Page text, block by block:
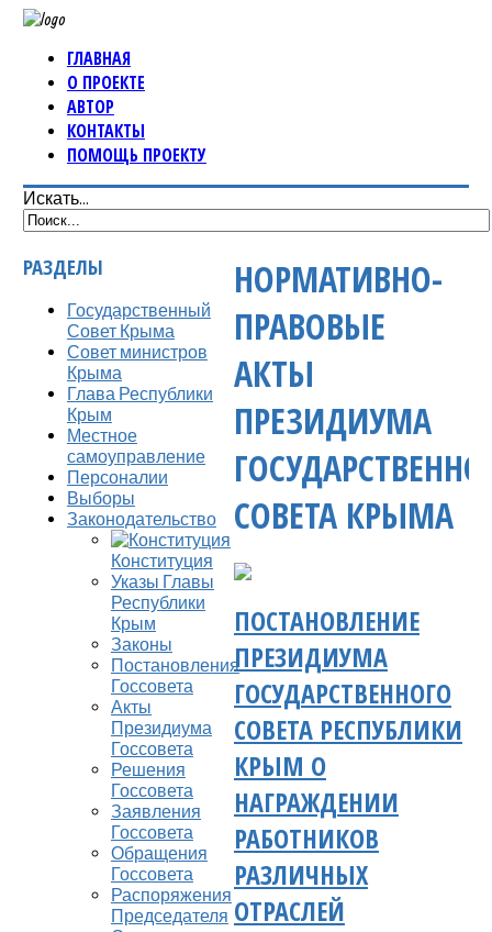
ГЛАВНАЯ
О ПРОЕКТЕ
АВТОР
КОНТАКТЫ
ПОМОЩЬ ПРОЕКТУ
Искать...
НОРМАТИВНО-
ПРАВОВЫЕ
АКТЫ
ПРЕЗИДИУМА
СОВЕТА КРЫМА
ПОСТАНОВЛЕНИЕ
ПРЕЗИДИУМА
ГОСУДАРСТВЕННОГО
СОВЕТА РЕСПУБЛИКИ
КРЫМ О
НАГРАЖДЕНИИ
РАБОТНИКОВ
РАЗЛИЧНЫХ
ОТРАСЛЕЙ
РАЗДЕЛЫ
Государственный
Совет Крыма
Совет министров
Крыма
Глава Республики
Крым
Местное
самоуправление
Персоналии
Выборы
Законодательство
Конституция
Указы Главы
Республики
Крым
Законы
Постановления
Госсовета
Акты
Президиума
Госсовета
Решения
Госсовета
Заявления
Госсовета
Обращения
Госсовета
Распоряжения
Председателя